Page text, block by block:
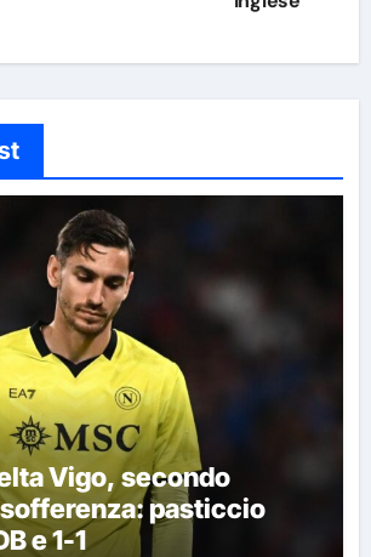
Vigo, secondo
pasticcio
e 1-1